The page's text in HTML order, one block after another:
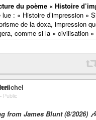
du poème « Histoire
lue : « Histoire d’impression »
de la doxa, impression
comme si la « civilisation »
Public
from James Blunt (8/2026)